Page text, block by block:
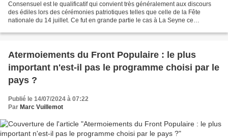
Consensuel est le qualificatif qui convient très généralement aux discours
des édiles lors des cérémonies patriotiques telles que celle de la Fête
nationale du 14 juillet. Ce fut en grande partie le cas à La Seyne ce
Atermoiements du Front Populaire : le plus
important n'est-il pas le programme choisi par le
pays ?
Publié le 14/07/2024 à 07:22
Par Marc Vuillemot